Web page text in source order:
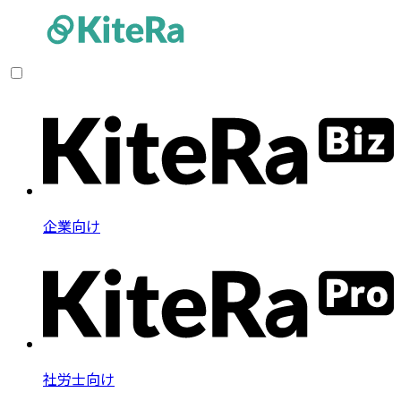
企業向け
社労士向け